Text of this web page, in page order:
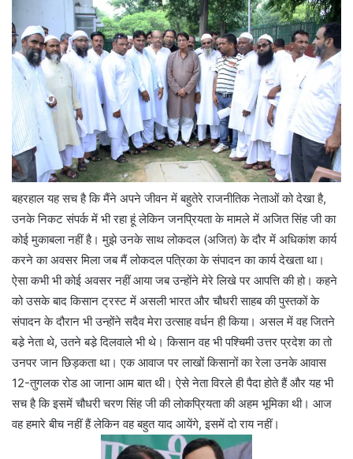
बहरहाल यह सच है कि मैंने अपने जीवन में बहुतेरे राजनीतिक नेताओं को देखा है,
उनके निकट संपर्क में भी रहा हूं लेकिन जनप्रियता के मामले में अजित सिंह जी का
कोई मुकाबला नहीं है। मुझे उनके साथ लोकदल (अजित) के दौर में अधिकांश कार्य
करने का अवसर मिला जब मैं लोकदल पत्रिका के संपादन का कार्य देखता था।
ऐसा कभी भी कोई अवसर नहीं आया जब उन्होंने मेरे लिखे पर आपत्ति की हो। कहने
को उसके बाद किसान ट्रस्ट में असली भारत और चौधरी साहब की पुस्तकों के
संपादन के दौरान भी उन्होंने सदैव मेरा उत्साह वर्धन ही किया। असल में वह जितने
बडे़ नेता थे, उतने बडे़ दिलवाले भी थे। किसान वह भी पश्चिमी उत्तर प्रदेश का तो
उनपर जान छिड़कता था। एक आवाज पर लाखों किसानों का रेला उनके आवास
12-तुगलक रोड आ जाना आम बात थी। ऐसे नेता विरले ही पैदा होते हैं और यह भी
सच है कि इसमें चौधरी चरण सिंह जी की लोकप्रियता की अहम भूमिका थी। आज
वह हमारे बीच नहीं हैं लेकिन वह बहुत याद आयेंगे, इसमें दो राय नहीं।